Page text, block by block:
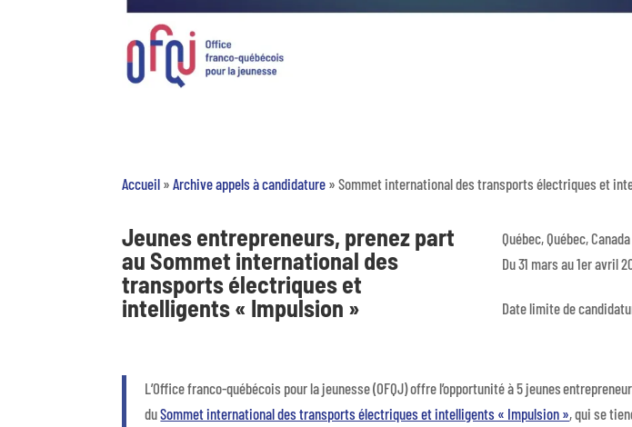
Accueil »Archive appels à candidature »Sommet international des transports électriques et
Jeunes entrepreneurs, prenez part
au Sommet international des
transports électriques et
intelligents « Impulsion »
Québec, Québec, Canada
Du 31 mars au 1er avril
Date limite de
L’Office franco-québécois pour la jeunesse (OFQJ) offre l’opportunité à 5 jeunes
duSommet international des transports électriques et intelligents « Impulsion », qui se